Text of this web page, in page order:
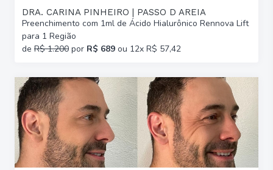
DRA. CARINA PINHEIRO | PASSO D AREIA
Preenchimento com 1ml de Ácido Hialurônico Rennova Lift
para 1 Região
de R$ 1.200 por R$ 689 ou 12x R$ 57,42